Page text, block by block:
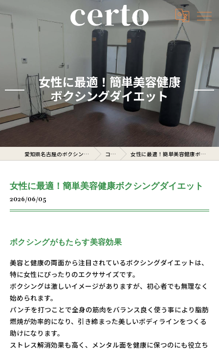
女性に最適！簡単美容健康
ボクシングダイエット
愛知県名古屋のボクシングジムならcerto コラム 女性に最適！簡単美容健康ボクシングダイエット
女性に最適！簡単美容健康ボクシングダイエット
2026/06/05
ボクシングがもたらす美容効果
美容と健康の両面から注目されているボクシングダイエットは、
特に女性にぴったりのエクササイズです。
ボクシングは激しいイメージがありますが、初心者でも無理なく
始められます。
パンチを打つことで全身の筋肉をバランス良く使う事により脂肪
燃焼が効率的になり、引き締まった美しいボディラインをつくる
助けになります。
ストレス解消効果も高く、メンタル面を健康に保つのにも役立ち